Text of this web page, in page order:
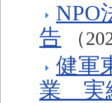
NPO
告
（
健軍
業 実